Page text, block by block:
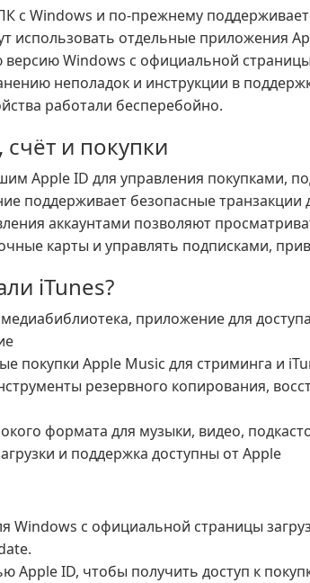
с Windows и по-прежнему
использовать отдельные приложения
Windows с официальной
неполадок и инструкции в
работали бесперебойно.
счёт и покупки
Apple ID для управления покупками,
поддерживает безопасные транзакции
аккаунтами позволяют
карты и управлять подписками,
iTunes?
приложение для
покупки Apple Music для стриминга и
резервного копирования,
формата для музыки, видео,
и поддержка доступны от Apple
Windows с официальной страницы
Apple ID, чтобы получить доступ к